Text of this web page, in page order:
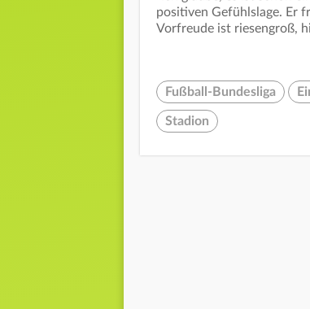
positiven Gefühlslage. Er
Vorfreude ist riesengroß,
Fußball-Bundesliga
Stadion